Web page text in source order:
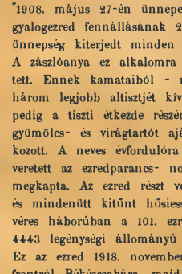
"1908. május 27-én
gyalogezred fennállásának
ünnepség kiterjedt minden
A zászlóanya ez
tett. Ennek kamataiból -
három legjobb altisztjét
pedig a tiszti étkezde
gyümölcs- és virágtartót
kozott. A neves
veretett az ezredparancs-
megkapta. Az ezred részt
és mindenütt kitűnt
véres háborúban a 101.
4443 legénységi
Ez az ezred 1918.